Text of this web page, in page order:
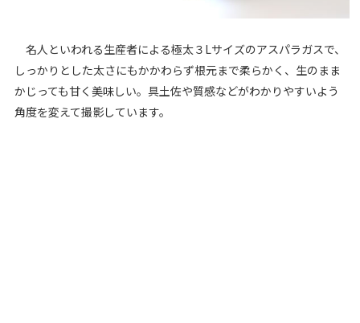
名人といわれる生産者による極太３Lサイズのアスパラガスで、
しっかりとした太さにもかかわらず根元まで柔らかく、生のまま
かじっても甘く美味しい。具土佐や質感などがわかりやすいよう
角度を変えて撮影しています。